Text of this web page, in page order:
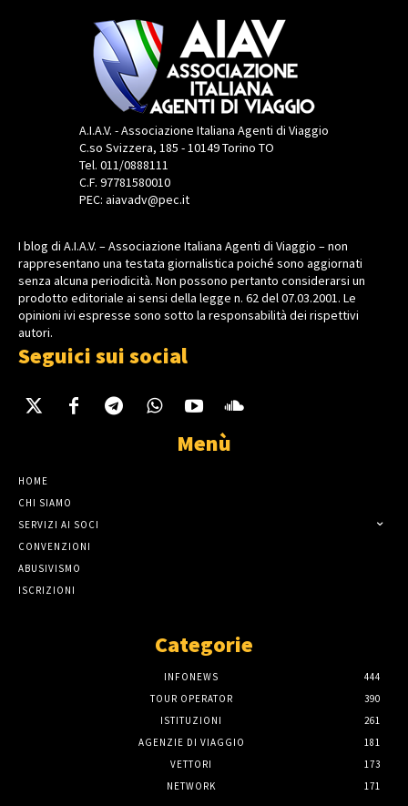
A.I.A.V. - Associazione Italiana Agenti di Viaggio
C.so Svizzera, 185 - 10149 Torino TO
Tel. 011/0888111
C.F. 97781580010
PEC: aiavadv@pec.it
I blog di A.I.A.V. – Associazione Italiana Agenti di Viaggio – non
rappresentano una testata giornalistica poiché sono aggiornati
senza alcuna periodicità. Non possono pertanto considerarsi un
prodotto editoriale ai sensi della legge n. 62 del 07.03.2001. Le
opinioni ivi espresse sono sotto la responsabilità dei rispettivi
autori.
Seguici sui social
Menù
HOME
CHI SIAMO
SERVIZI AI SOCI
CONVENZIONI
ABUSIVISMO
ISCRIZIONI
Categorie
INFONEWS
444
TOUR OPERATOR
390
ISTITUZIONI
261
AGENZIE DI VIAGGIO
181
VETTORI
173
NETWORK
171